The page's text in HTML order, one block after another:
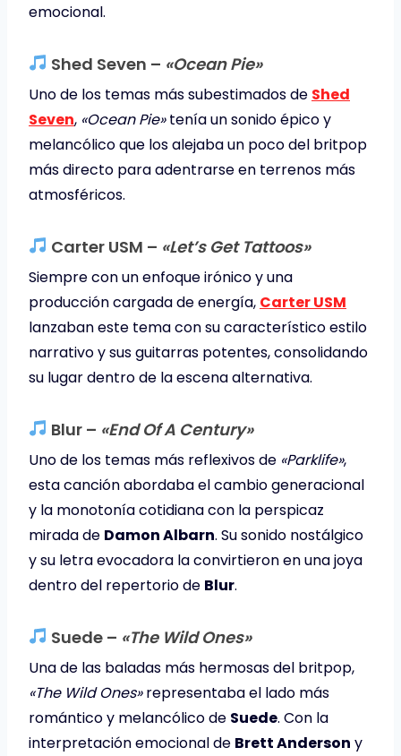
emocional.
Shed Seven – «Ocean Pie»
Uno de los temas más subestimados de Shed
Seven, «Ocean Pie»tenía un sonido épico y
melancólico que los alejaba un poco del britpop
más directo para adentrarse en terrenos más
atmosféricos.
Carter USM – «Let’s Get Tattoos»
Siempre con un enfoque irónico y una
producción cargada de energía, Carter USM
lanzaban este tema con su característico estilo
narrativo y sus guitarras potentes, consolidando
su lugar dentro de la escena alternativa.
Blur – «End Of A Century»
Uno de los temas más reflexivos de «Parklife»,
esta canción abordaba el cambio generacional
y la monotonía cotidiana con la perspicaz
mirada de Damon Albarn. Su sonido nostálgico
y su letra evocadora la convirtieron en una joya
dentro del repertorio de Blur.
Suede – «The Wild Ones»
Una de las baladas más hermosas del britpop,
«The Wild Ones»representaba el lado más
romántico y melancólico de Suede. Con la
interpretación emocional de Brett Anderson y